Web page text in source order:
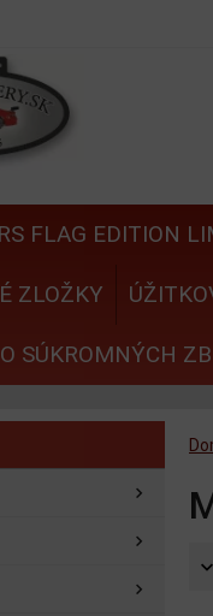
FLAG EDITION
ZLOŽKY
SÚKROMNÝCH